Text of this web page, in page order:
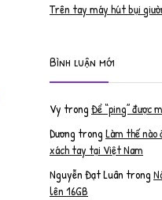
Trên tay máy hút bụi
Bình luận mới
Vy trongĐể “ping” được
Dương trongLàm thế nào
xách tay tại Việt Nam
Nguyễn Đạt Luân trong
lên 16GB